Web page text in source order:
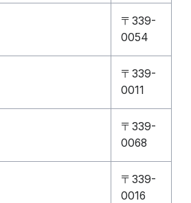
〒339-
0054
〒339-
0011
〒339-
0068
〒339-
0016